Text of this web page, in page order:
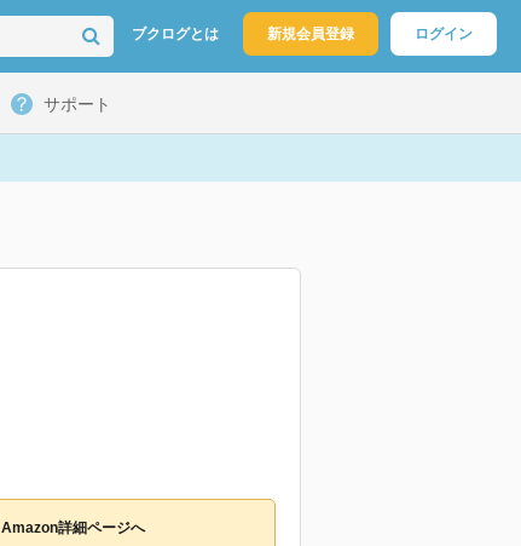
ブクログとは 新規会員登録 ログイン
サポート
Amazon詳細ページへ